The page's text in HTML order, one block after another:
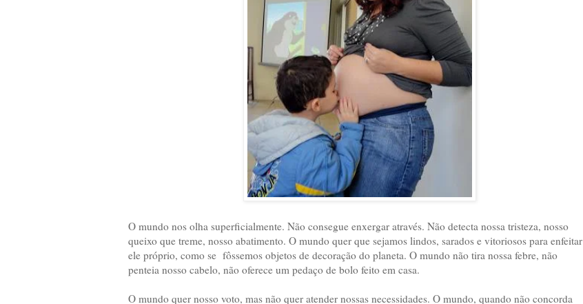
O mundo nos olha superficialmente. Não consegue enxergar através. Não detecta nossa tristeza, nosso
queixo que treme, nosso abatimento. O mundo quer que sejamos lindos, sarados e vitoriosos para enfeitar
ele próprio, como se fôssemos objetos de decoração do planeta. O mundo não tira nossa febre, não
penteia nosso cabelo, não oferece um pedaço de bolo feito em casa.
O mundo quer nosso voto, mas não quer atender nossas necessidades. O mundo, quando não concorda